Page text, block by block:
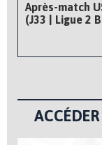
Après-match
(J33 | Ligue 2